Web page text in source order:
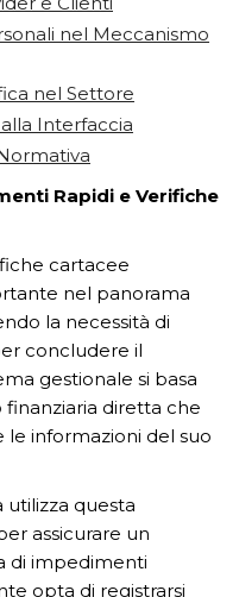
nel Meccanismo
nel Settore
Interfaccia
Rapidi e Verifiche
cartacee
nel panorama
la necessità di
concludere il
gestionale si basa
diretta che
informazioni del suo
utilizza questa
assicurare un
di impedimenti
opta di registrarsi